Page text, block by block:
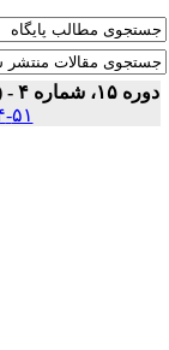
۱۵، شماره ۴ - ( ۱۰-۱۳۹۲ )
۵۱-۴۴